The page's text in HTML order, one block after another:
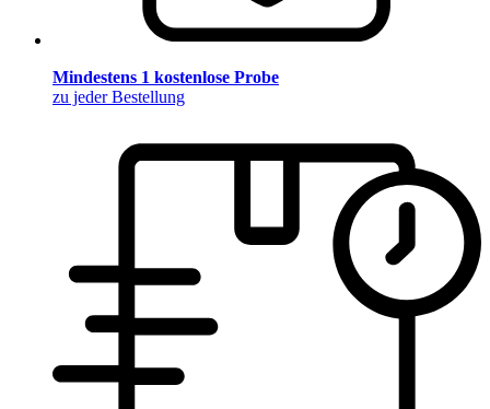
Mindestens 1 kostenlose Probe
zu jeder Bestellung